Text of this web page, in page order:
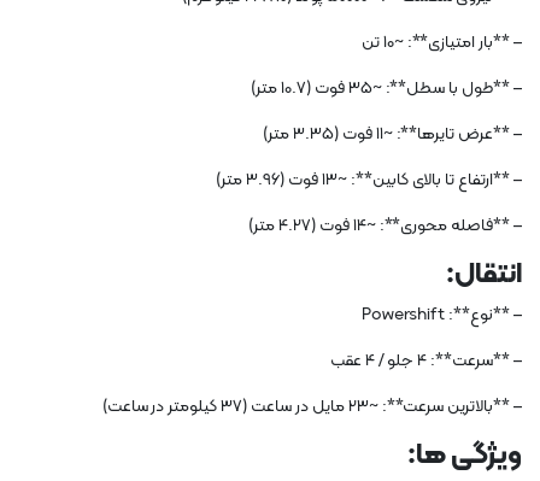
– **بار امتیازی**: ~10 تن
– **طول با سطل**: ~35 فوت (10.7 متر)
– **عرض تایرها**: ~11 فوت (3.35 متر)
– **ارتفاع تا بالای کابین**: ~13 فوت (3.96 متر)
– **فاصله محوری**: ~14 فوت (4.27 متر)
انتقال:
– **نوع**: Powershift
– **سرعت**: 4 جلو / 4 عقب
– **بالاترین سرعت**: ~23 مایل در ساعت (37 کیلومتر در ساعت)
ویژگی ها: